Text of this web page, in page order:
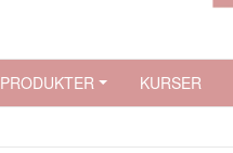
PRODUKTER KURSER